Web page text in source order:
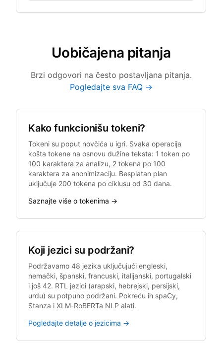
Uobičajena pitanja
Brzi odgovori na često postavljana pitanja.
Pogledajte sva FAQ →
Kako funkcionišu tokeni?
Tokeni su poput novčića u igri. Svaka operacija
košta tokene na osnovu dužine teksta: 1 token po
100 karaktera za analizu, 2 tokena po 100
karaktera za anonimizaciju. Besplatan plan
uključuje 200 tokena po ciklusu od 30 dana.
Saznajte više o tokenima →
Koji jezici su podržani?
Podržavamo 48 jezika uključujući engleski,
nemački, španski, francuski, italijanski, portugalski
i još 42. RTL jezici (arapski, hebrejski, persijski,
urdu) su potpuno podržani. Pokreću ih spaCy,
Stanza i XLM-RoBERTa NLP alati.
Pogledajte detalje o jezicima →